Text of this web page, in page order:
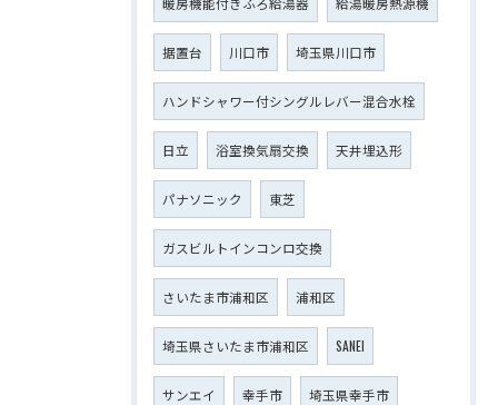
据置台 川口市 埼玉県川口市
ハンドシャワー付シングルレバー混合水栓
日立 浴室換気扇交換 天井埋込形
パナソニック 東芝
ガスビルトインコンロ交換
さいたま市浦和区 浦和区
埼玉県さいたま市浦和区 SANEI
サンエイ 幸手市 埼玉県幸手市